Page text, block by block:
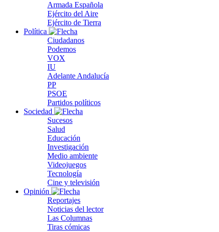
Armada Española
Ejército del Aire
Ejército de Tierra
Política
Ciudadanos
Podemos
VOX
IU
Adelante Andalucía
PP
PSOE
Partidos políticos
Sociedad
Sucesos
Salud
Educación
Investigación
Medio ambiente
Videojuegos
Tecnología
Cine y televisión
Opinión
Reportajes
Noticias del lector
Las Columnas
Tiras cómicas